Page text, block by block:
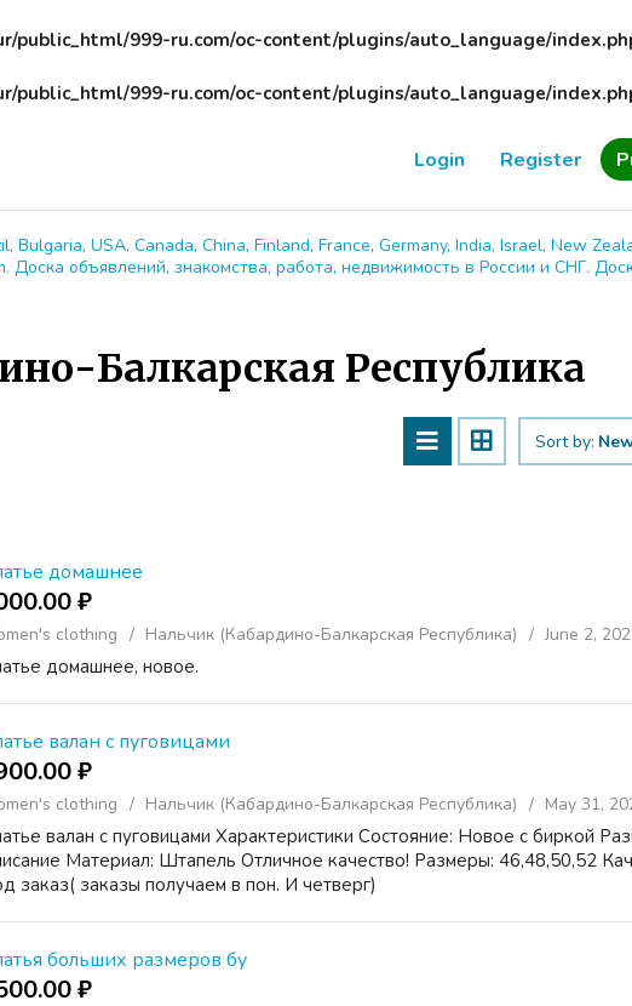
public_html/999-ru.com/oc-content/plugins/auto_language/
public_html/999-ru.com/oc-content/plugins/auto_language/
Login Register
USA, Canada, China, Finland, France, Germany, India, Israel, New
Доска объявлений, знакомства, работа, недвижимость в России и СНГ.
Балкарская Республика
Sort by:
домашнее
₽
clothing Нальчик (Кабардино-Балкарская Республика) June 2,
домашнее, новое.
валан с пуговицами
₽
clothing Нальчик (Кабардино-Балкарская Республика) May 31,
валан с пуговицами Характеристики Состояние: Новое с биркой
Материал: Штапель Отличное качество! Размеры: 46,48,50,52
заказ( заказы получаем в пон. И четверг)
больших размеров бу
₽